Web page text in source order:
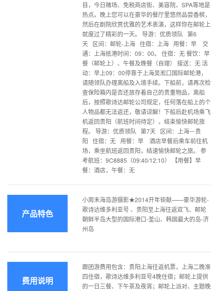
目，今日赌场、免税商店街、美容院、SPA等地是
热点。晚上您可以在豪华的餐厅里悠然品尝香槟，
然后在剧院欣赏优雅的艺术表演，这样你在邮轮上
就度过了精彩的一天。 导游：优质领队 第6
天 区间：邮轮-上海 住宿：上海 用餐：早 交
通：上海抵港时间：09：00。 住宿：无 餐饮：早
餐（邮轮上）、午餐及晚餐（自理） 接送：无 活
动：早上09：00停靠于上海吴淞口国际邮轮港，
请随领队办理离船及入境手续。下船前，请再次检
查保险箱内是否还放存着自己的贵重物品，离船
后，按照歌诗达邮轮公司规定，任何落在船上的个
人物品都无法返还，敬请谅解！下船后赴机场乘飞
机返回贵阳（航班时间待定），结束愉快邮轮旅
程。 导游：优质领队 第7天 区间：上海－贵
阳 住宿：无 用餐：早 酒店早餐后乘车前往机
场，乘坐航班返回贵阳，结速愉快邮轮之旅。 参
考航班：9C8885（09:40/12:10） 【用餐】早
餐：酒店，午餐：无
产品特色
小周末海岛游摄影★2014开年钜献——豪华游轮-
歌诗达维多利亚号 、贵阳至上海往返双飞、邮轮
朝鲜半岛大型的国际港口-釜山、韩国最大的岛-济
州岛
费用说明
跟团游费用包含：贵阳上海往返机票，上海二晚准
四住宿，歌诗达维多利亚号4晚住宿；邮轮上提供
的一日三餐、下午茶及夜宵；邮轮上派对、主题晚